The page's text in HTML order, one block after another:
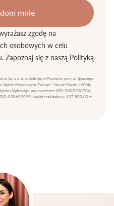
mnie
zgodę na
osobowych w celu
Zapoznaj się z naszą Polityką
Sp. z o.o. z siedzibą w Poznaniu przy ul. Ignacego
Sądzie Rejonowym Poznań - Nowe Miasto i Wilda
Sądowego pod numerem KRS: 0000700706,
000699895, kapitał zakładowy: 107 500,00 zł